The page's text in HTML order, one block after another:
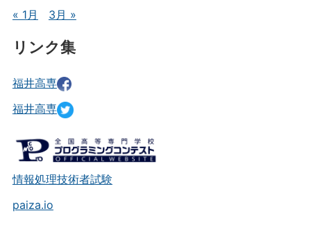
« 1月 3月 »
リンク集
福井高専
福井高専
情報処理技術者試験
paiza.io